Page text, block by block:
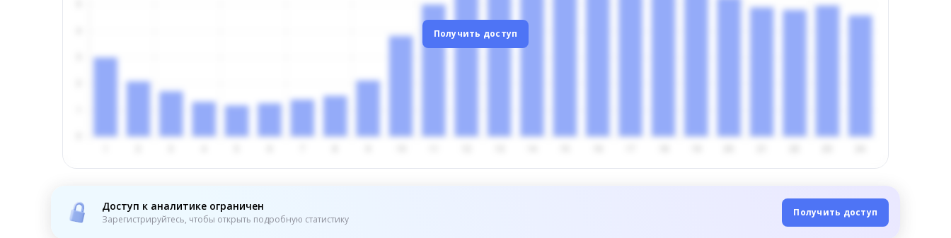
Получить доступ
Доступ к аналитике ограничен
Зарегистрируйтесь, чтобы открыть подробную статистику
Получить доступ